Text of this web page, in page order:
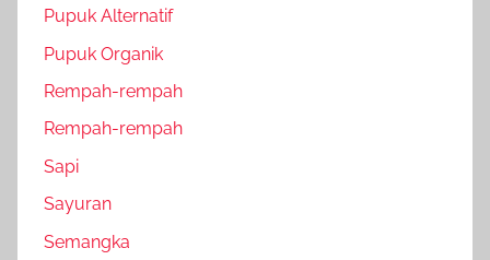
Pupuk Alternatif
Pupuk Organik
Rempah-rempah
Rempah-rempah
Sapi
Sayuran
Semangka